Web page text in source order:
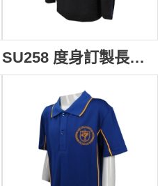
SU258 度身訂製長袖校服網上下單長袖校服款式 Hoxton Park HighSchool 澳洲高校拉鍊polo 校服供應商 校憧